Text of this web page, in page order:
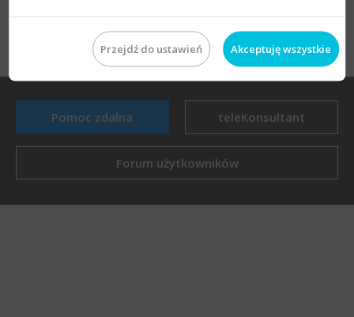
drukuj
Pomoc zdalna teleKonsultant
Forum użytkowników
Przejdź do ustawień Akceptuję wszystkie